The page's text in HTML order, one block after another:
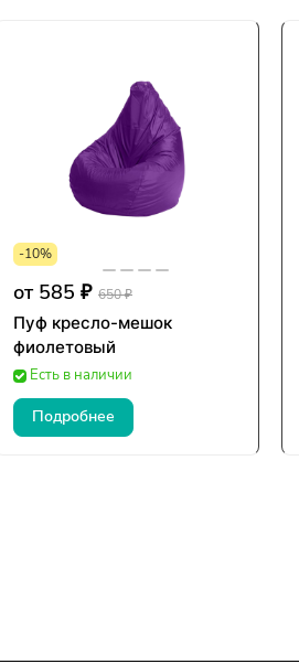
-10%
от 585 ₽ 650 ₽
Пуф кресло-мешок
фиолетовый
Есть в наличии
Подробнее